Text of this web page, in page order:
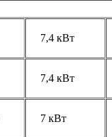
7,4 кВт
7,4 кВт
7 кВт